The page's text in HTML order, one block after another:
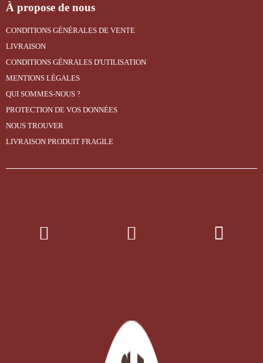
À propose de nous
CONDITIONS GÉNÉRALES DE VENTE
LIVRAISON
CONDITIONS GÉNRALES D'UTILISATION
MENTIONS LÉGALES
QUI SOMMES-NOUS ?
PROTECTION DE VOS DONNÉES
NOUS TROUVER
LIVRAISON PRODUIT FRAGILE